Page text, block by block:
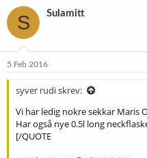
å
d
s
a
r
t
e
r
a
o
S Sulamitt
5 Feb 2016
syver rudi skrev:
Vi har ledig nokre sekkar Maris
Har også nye 0.5l long
[/QUOTE